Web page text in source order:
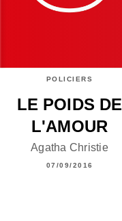
POLICIERS
LE POIDS DE
L'AMOUR
Agatha Christie
07/09/2016